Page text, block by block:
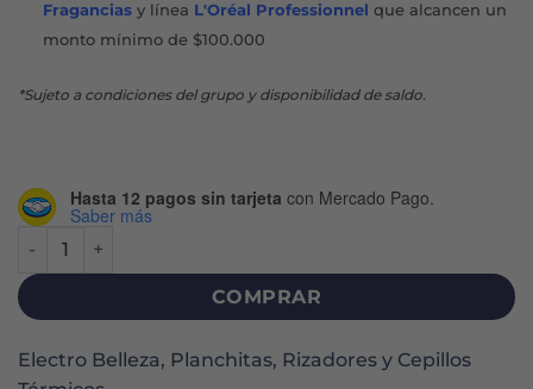
Fraganciasy línea L'Oréal Professionnel que alcancen un
monto mínimo de $100.000
*Sujeto a condiciones del grupo y disponibilidad de saldo.
Hasta 12 pagos sin tarjeta con Mercado Pago.
Saber más
PLANCHA BLOOM ELEGANCE LED VIOLET cantidad
COMPRAR
Electro Belleza, Planchitas, Rizadores y Cepillos